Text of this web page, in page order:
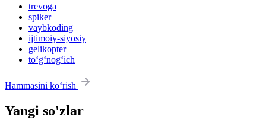
trevoga
spiker
vaybkoding
ijtimoiy-siyosiy
gelikopter
to‘g‘nog‘ich
Hammasini ko‘rish
Yangi so'zlar